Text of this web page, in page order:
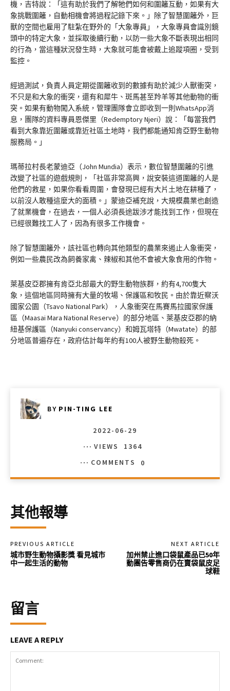
機，吉特說：「這有助於我們了解牠們如何和圍籬互動，如果有大
象挑戰圍籬，自動相機會將過程記錄下來。」除了智慧圍籬外，巨
獸的空間也雇用了駐紮在野外的「大象專員」，大象專員會識別鏡
頭中的特定大象，並採取後續行動，以防一些大象不斷表現出相同
的行為，當這種狀況發生時，大象就可能會被戴上追蹤項圈，受到
監控。
經過測試，負責人員定期從圍籬收到的數據有助於減少人獸衝突，
不只是和大象的衝突，還有和犀牛、斑馬甚至羚羊等其他動物的衝
突。如果有動物闖入系統，管理團隊會立即收到一則WhatsApp消
息，團隊的資料專員恩傑里（Redemptory Njeri）說：「每當我們
看到大象靠近圍籬或靠近社區土地時，我們都能通知肯亞野生動物
服務局。」
瑪蒂拉村長老蒙迪亞（John Mundia）表示，數位智慧圍籬的引進
改變了社區的遊戲規則，「社區非常高興，說安裝這道圍籬的人是
他們的救星，如果你看看周圍，會發現已經有大片土地在耕種了，
以前沒人敢種這麼大的面積。」蒙迪亞補充說，大規模農業也創造
了就業機會，在過去，一個人必須長途跋涉才能找到工作，但現在
已經很難找工人了，因為有很多工作機會。
除了智慧圍籬外，該社區也轉向其他類型的農業來遏止人象衝突，
例如一些農民改為飼養家禽、辣椒和其他不會被大象食用的作物。
萊基皮亞郡擁有肯亞北部最大的野生動物族群，約有4,700隻大
象，這個地區同時擁有大量的牧場、保護區和牧民。由於靠近察沃
國家公園（Tsavo National Park），人象衝突在馬賽馬拉國家保護
區（Maasai Mara National Reserve）的部分地區、萊基皮亞郡的納
紐基保護區（Nanyuki conservancy）和姆瓦塔特（Mwatate）的部
分地區普遍存在，政府估計每年約有100人被野生動物殺死。
BY PIN-TING LEE
2022-06-29
VIEWS
1364
COMMENTS
0
其他報導
PREVIOUS ARTICLE
城市野生動物攝影獎 看見城市
中一起生活的動物
NEXT ARTICLE
加州禁止進口袋鼠產品已50年
動團告零售商仍在賣袋鼠皮足
球鞋
留言
LEAVE A REPLY